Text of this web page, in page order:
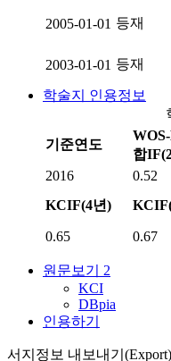
2005-01-01 등재
2003-01-01 등재
학술지 인용정보
기준연도
합
2016 0.52
KCIF(4년)
0.65 0.67
원문보기 2
KCI
DBpia
인용하기
서지정보 내보내기(Export)